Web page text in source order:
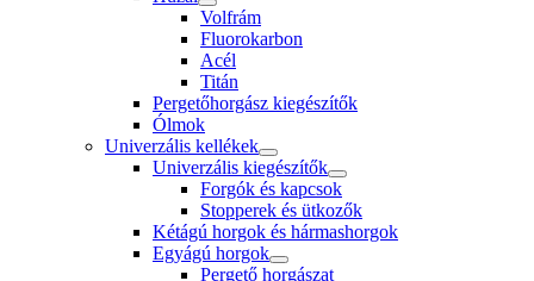
Volfrám
Fluorokarbon
Acél
Titán
Pergetőhorgász kiegészítők
Ólmok
Univerzális kellékek
Univerzális kiegészítők
Forgók és kapcsok
Stopperek és ütkozők
Kétágú horgok és hármashorgok
Egyágú horgok
Pergető horgászat